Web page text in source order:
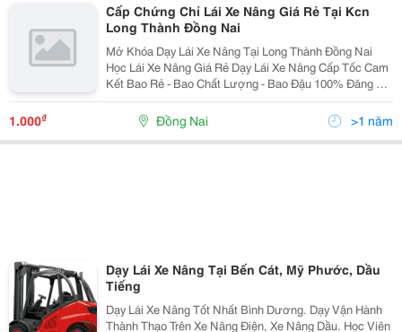
Cấp Chứng Chỉ Lái Xe Nâng Giá Rẻ Tại Kcn
Long Thành Đồng Nai
Mở Khóa Dạy Lái Xe Nâng Tại Long Thành Đồng Nai
Học Lái Xe Nâng Giá Rẻ Dạy Lái Xe Nâng Cấp Tốc Cam
Kết Bao Rẻ - Bao Chất Lượng - Bao Đậu 100% Đăng Ký
Học Lái Xe Nâng Ngay Tổng Đài Tư Vấn 24/7 :
0949.096.570 Zalo :...
1.000₫ Đồng Nai >1 năm
Dạy Lái Xe Nâng Tại Bến Cát, Mỹ Phước, Dầu
Tiếng
Dạy Lái Xe Nâng Tốt Nhất Bình Dương. Dạy Vận Hành
Thành Thạo Trên Xe Nâng Điện, Xe Nâng Dầu. Học Viên